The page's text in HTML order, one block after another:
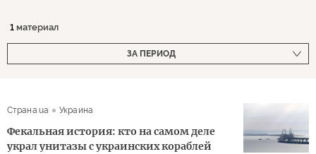
1 материал
ЗА ПЕРИОД
Страна.ua Украина
Фекальная история: кто на самом деле
украл унитазы с украинских кораблей